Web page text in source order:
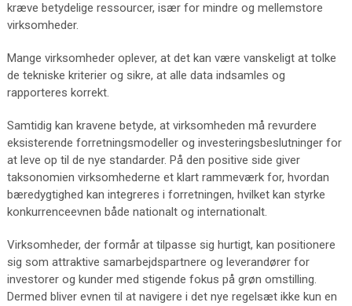
kræve betydelige ressourcer, især for mindre og mellemstore
virksomheder.
Mange virksomheder oplever, at det kan være vanskeligt at tolke
de tekniske kriterier og sikre, at alle data indsamles og
rapporteres korrekt.
Samtidig kan kravene betyde, at virksomheden må revurdere
eksisterende forretningsmodeller og investeringsbeslutninger for
at leve op til de nye standarder. På den positive side giver
taksonomien virksomhederne et klart rammeværk for, hvordan
bæredygtighed kan integreres i forretningen, hvilket kan styrke
konkurrenceevnen både nationalt og internationalt.
Virksomheder, der formår at tilpasse sig hurtigt, kan positionere
sig som attraktive samarbejdspartnere og leverandører for
investorer og kunder med stigende fokus på grøn omstilling.
Dermed bliver evnen til at navigere i det nye regelsæt ikke kun en